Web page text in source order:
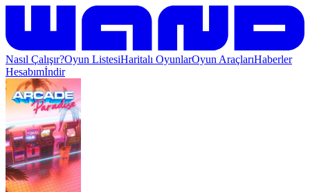
Nasıl Çalışır?Oyun ListesiHaritalı OyunlarOyun AraçlarıHaberler
Hesabımİndir